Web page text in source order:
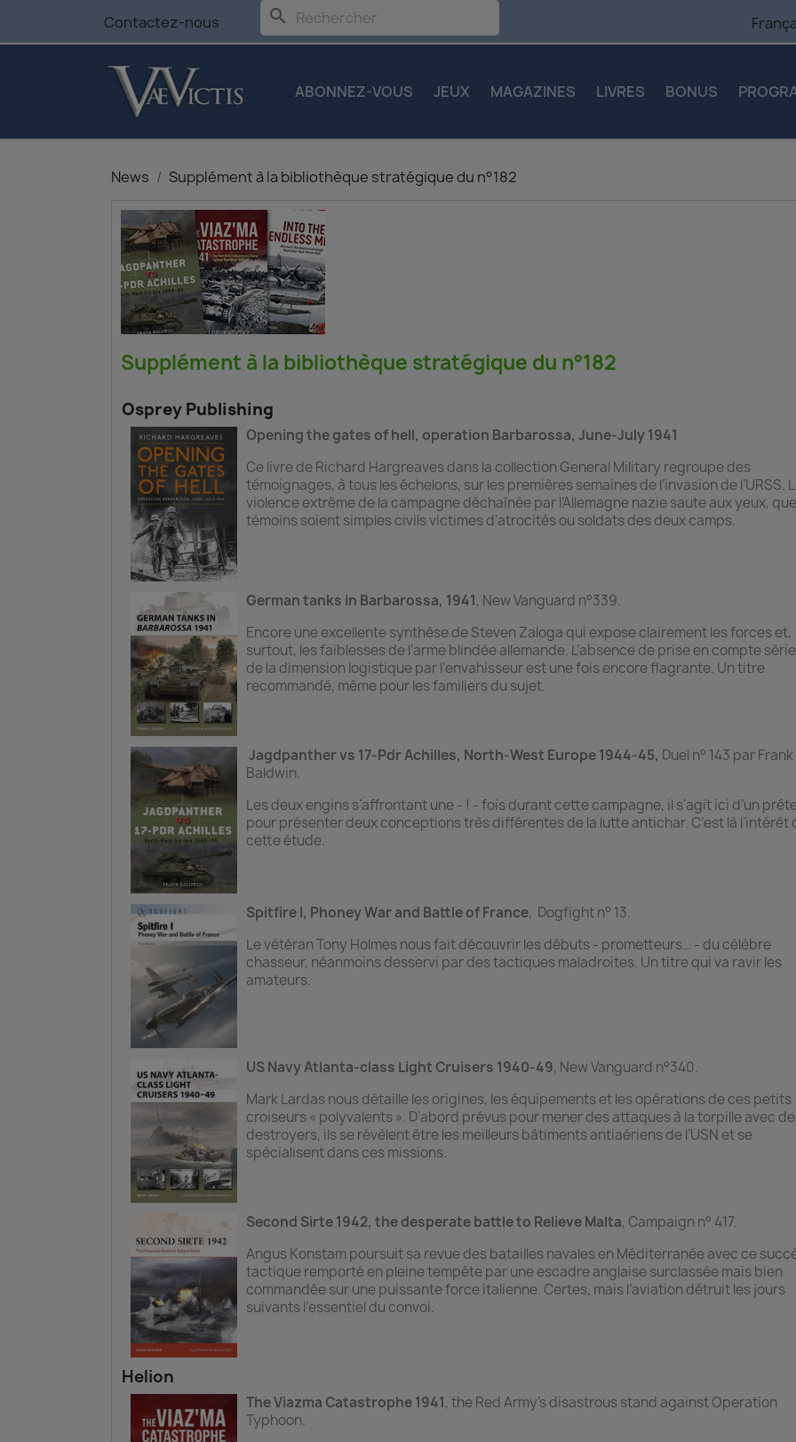
Contactez-nous search
ABONNEZ-VOUS JEUX MAGAZINES LIVRES BONUS
News Supplément à la bibliothèque stratégique du n°182
Supplément à la bibliothèque stratégique du n°182
Osprey Publishing
Opening the gates of hell, operation Barbarossa, June-July 1941
Ce livre de Richard Hargreaves dans la collection General Military regroupe des
témoignages, à tous les échelons, sur les premières semaines de l’invasion de l’URSS.
violence extrême de la campagne déchaînée par l’Allemagne nazie saute aux yeux,
témoins soient simples civils victimes d’atrocités ou soldats des deux camps.
German tanks in Barbarossa, 1941, New Vanguard n°339.
Encore une excellente synthèse de Steven Zaloga qui expose clairement les forces et,
surtout, les faiblesses de l’arme blindée allemande. L’absence de prise en compte
de la dimension logistique par l’envahisseur est une fois encore flagrante. Un titre
recommandé, même pour les familiers du sujet.
Jagdpanther vs 17-Pdr Achilles, North-West Europe 1944-45, Duel n° 143 par Frank
Baldwin.
Les deux engins s’affrontant une - ! - fois durant cette campagne, il s’agit ici d’un
pour présenter deux conceptions très différentes de la lutte antichar. C’est là l’intérêt
cette étude.
Spitfire I, Phoney War and Battle of France, Dogfight n° 13.
Le vétéran Tony Holmes nous fait découvrir les débuts - prometteurs… - du célèbre
chasseur, néanmoins desservi par des tactiques maladroites. Un titre qui va ravir les
amateurs.
US Navy Atlanta-class Light Cruisers 1940-49, New Vanguard n°340.
Mark Lardas nous détaille les origines, les équipements et les opérations de ces petits
croiseurs « polyvalents ». D’abord prévus pour mener des attaques à la torpille avec
destroyers, ils se révèlent être les meilleurs bâtiments antiaériens de l’USN et se
spécialisent dans ces missions.
Second Sirte 1942, the desperate battle to Relieve Malta, Campaign n° 417.
Angus Konstam poursuit sa revue des batailles navales en Méditerranée avec ce
tactique remporté en pleine tempête par une escadre anglaise surclassée mais bien
commandée sur une puissante force italienne. Certes, mais l’aviation détruit les jours
suivants l’essentiel du convoi.
Helion
The Viazma Catastrophe 1941, the Red Army’s disastrous stand against Operation
Typhoon.